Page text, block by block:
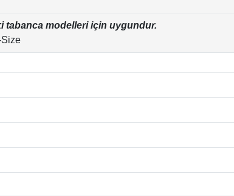
tabanca modelleri için uygundur.